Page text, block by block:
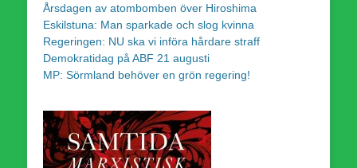
Årsdagen av atombomben över Hiroshima
Eskilstuna: Man sparkade och slog kvinna
Regeringen: NU ska vi införa hårdare straff
Demokratidag på ABF 21 augusti
MP: Sörmland behöver en grön regering!